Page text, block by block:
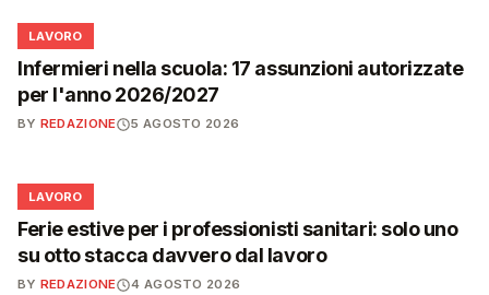
💼
LAVORO
Infermieri nella scuola: 17 assunzioni autorizzate
per l'anno 2026/2027
BY REDAZIONE 5 AGOSTO 2026
💼
LAVORO
Ferie estive per i professionisti sanitari: solo uno
su otto stacca davvero dal lavoro
BY REDAZIONE 4 AGOSTO 2026